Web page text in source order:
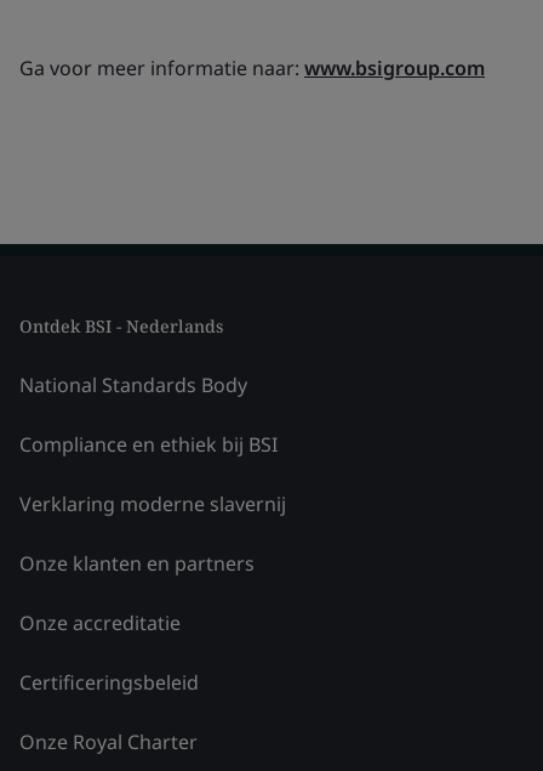
Ga voor meer informatie naar: www.bsigroup.com
Ontdek BSI - Nederlands
National Standards Body
Compliance en ethiek bij BSI
Verklaring moderne slavernij
Onze klanten en partners
Onze accreditatie
Certificeringsbeleid
Onze Royal Charter